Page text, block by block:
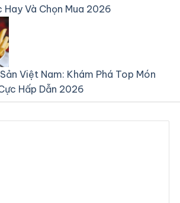
Hay Và Chọn Mua 2026
Việt Nam: Khám Phá Top Món
Hấp Dẫn 2026